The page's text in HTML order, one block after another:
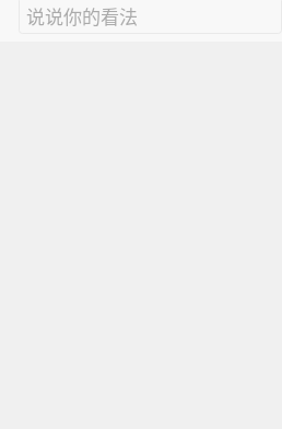
说说你的看法